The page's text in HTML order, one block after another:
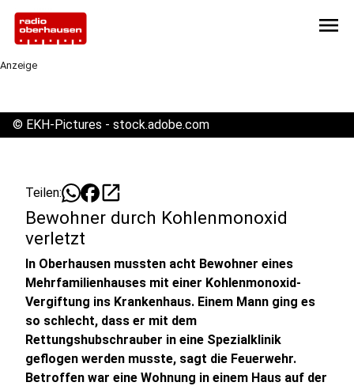
menu
Anzeige
© EKH-Pictures - stock.adobe.com
Teilen: open_in_new
Bewohner durch Kohlenmonoxid
verletzt
In Oberhausen mussten acht Bewohner eines
Mehrfamilienhauses mit einer Kohlenmonoxid-
Vergiftung ins Krankenhaus. Einem Mann ging es
so schlecht, dass er mit dem
Rettungshubschrauber in eine Spezialklinik
geflogen werden musste, sagt die Feuerwehr.
Betroffen war eine Wohnung in einem Haus auf der